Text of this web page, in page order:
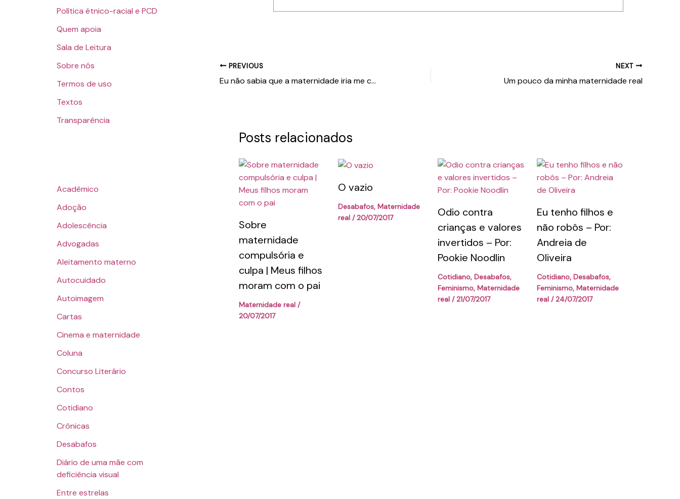
Política étnico-racial e PCD
Quem apoia
Sala de Leitura
Sobre nós
Termos de uso
Textos
Transparência
Acadêmico
Adoção
Adolescência
Advogadas
Aleitamento materno
Autocuidado
Autoimagem
Cartas
Cinema e maternidade
Coluna
Concurso Literário
Contos
Cotidiano
Crônicas
Desabafos
Diário de uma mãe com
deficiência visual
Entre estrelas
PREVIOUS
Eu não sabia que a maternidade iria me cansar tanto
NEXT
Um pouco da minha maternidade real
Posts relacionados
Sobre
maternidade
compulsória e
culpa | Meus filhos
moram com o pai
Maternidade real /
20/07/2017
O vazio
Desabafos,Maternidade
real /20/07/2017
Odio contra
crianças e valores
invertidos – Por:
Pookie Noodlin
Cotidiano, Desabafos,
Feminismo, Maternidade
real/21/07/2017
Eu tenho filhos e
não robôs – Por:
Andreia de
Oliveira
Cotidiano, Desabafos,
Feminismo, Maternidade
real/24/07/2017